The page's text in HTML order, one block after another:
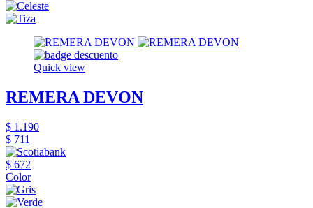
Quick view
REMERA DEVON
$ 1.190
$ 711
$ 672
Color